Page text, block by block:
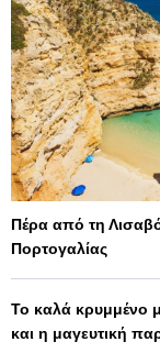
Πέρα από τη
Πορτογαλίας
Το καλά κρυμμένο
και η μαγευτική